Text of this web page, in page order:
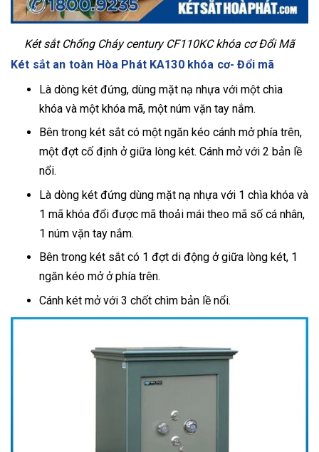
Két sắt Chống Cháy century CF110KC khóa cơ Đổi Mã
Két sắt an toàn Hòa Phát KA130 khóa cơ- Đổi mã
Là dòng két đứng, dùng mặt nạ nhựa với một chìa
khóa và một khóa mã, một núm vặn tay nắm.
Bên trong két sắt có một ngăn kéo cánh mở phía trên,
một đợt cố định ở giữa lòng két. Cánh mở với 2 bản lề
nổi.
Là dòng két đứng dùng mặt nạ nhựa với 1 chìa khóa và
1 mã khóa đổi được mã thoải mái theo mã số cá nhân,
1 núm vặn tay nắm.
Bên trong két sắt có 1 đợt di động ở giữa lòng két, 1
ngăn kéo mở ở phía trên.
Cánh két mở với 3 chốt chìm bản lề nổi.